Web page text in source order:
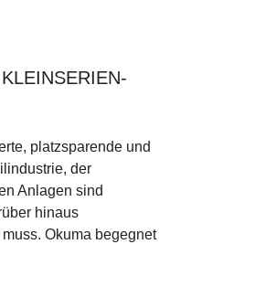
platzsparende und
der
Anlagen sind
hinaus
Okuma begegnet